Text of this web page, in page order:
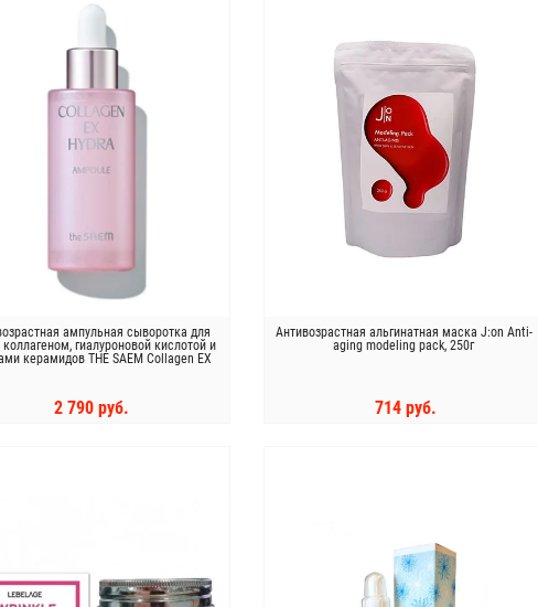
ампульная сыворотка для
гиалуроновой кислотой и
керамидов THE SAEM Collagen EX
2 790 руб.
Антивозрастная альгинатная маска J:on Anti-
aging modeling pack, 250г
714 руб.